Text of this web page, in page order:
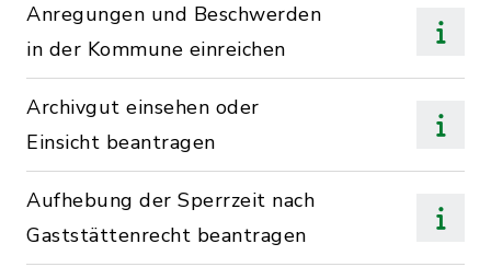
Anregungen und Beschwerden
in der Kommune einreichen
Archivgut einsehen oder
Einsicht beantragen
Aufhebung der Sperrzeit nach
Gaststättenrecht beantragen